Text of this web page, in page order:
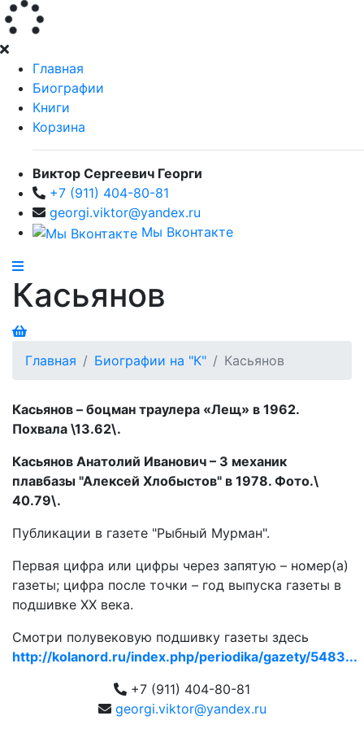
Главная
Биографии
Книги
Корзина
Виктор Сергеевич Георги
+7 (911) 404-80-81
georgi.viktor@yandex.ru
Мы Вконтакте
Касьянов
Главная Биографии на "К" Касьянов
Касьянов – боцман траулера «Лещ» в 1962.
Похвала \13.62\.
Касьянов Анатолий Иванович – 3 механик
плавбазы "Алексей Хлобыстов" в 1978. Фото.\
40.79\.
Публикации в газете "Рыбный Мурман".
Первая цифра или цифры через запятую – номер(а)
газеты; цифра после точки – год выпуска газеты в
подшивке ХХ века.
Смотри полувековую подшивку газеты здесь
http://kolanord.ru/index.php/periodika/gazety/5483...
+7 (911) 404-80-81
georgi.viktor@yandex.ru